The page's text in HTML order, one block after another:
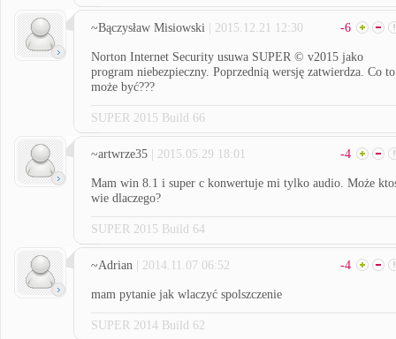
~Bączysław Misiowski | 2015.12.21 12:30 -6
Norton Internet Security usuwa SUPER © v2015 jako
program niebezpieczny. Poprzednią wersję zatwierdza. Co to
może być???
SUPER 2015 Build 66
~artwrze35 | 2015.05.29 18:01 -4
Mam win 8.1 i super c konwertuje mi tylko audio. Może
wie dlaczego?
SUPER 2015 Build 64
~Adrian | 2014.11.07 06:52 -4
mam pytanie jak wlaczyć spolszczenie
SUPER 2014 Build 62